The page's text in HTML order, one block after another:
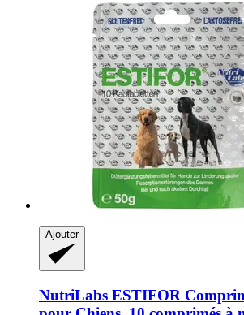
Ajouter
NutriLabs ESTIFOR